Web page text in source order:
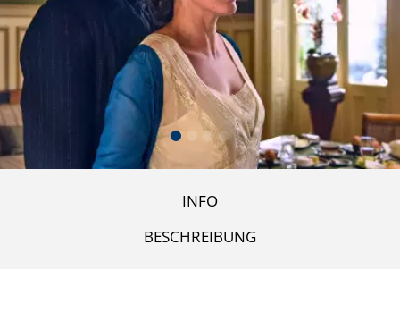
INFO
BESCHREIBUNG